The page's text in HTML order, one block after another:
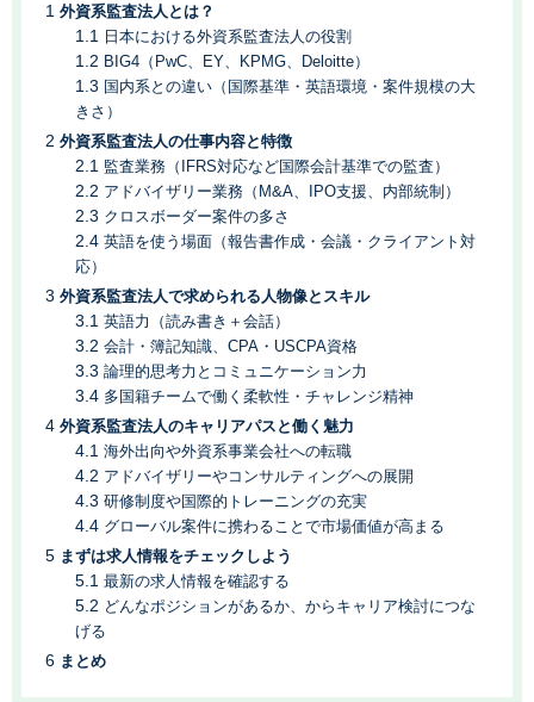
外資系監査法人とは？
日本における外資系監査法人の役割
BIG4（PwC、EY、KPMG、Deloitte）
国内系との違い（国際基準・英語環境・案件規模の大
きさ）
外資系監査法人の仕事内容と特徴
監査業務（IFRS対応など国際会計基準での監査）
アドバイザリー業務（M&A、IPO支援、内部統制）
クロスボーダー案件の多さ
英語を使う場面（報告書作成・会議・クライアント対
応）
外資系監査法人で求められる人物像とスキル
英語力（読み書き＋会話）
会計・簿記知識、CPA・USCPA資格
論理的思考力とコミュニケーション力
多国籍チームで働く柔軟性・チャレンジ精神
外資系監査法人のキャリアパスと働く魅力
海外出向や外資系事業会社への転職
アドバイザリーやコンサルティングへの展開
研修制度や国際的トレーニングの充実
グローバル案件に携わることで市場価値が高まる
まずは求人情報をチェックしよう
最新の求人情報を確認する
どんなポジションがあるか、からキャリア検討につな
げる
まとめ